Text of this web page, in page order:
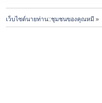
เว็บไซต์นายท่าน::ชุมชนของคุณหมี »